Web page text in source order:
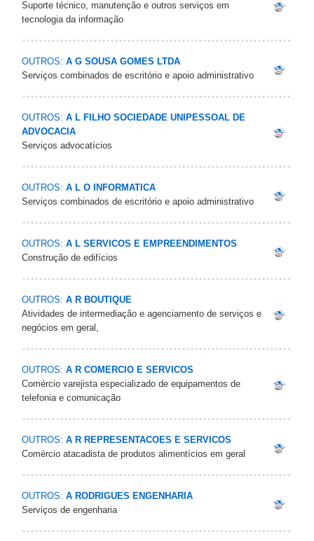
Suporte técnico, manutenção e outros serviços em
tecnologia da informação
OUTROS: A G SOUSA GOMES LTDA
Serviços combinados de escritório e apoio administrativo
OUTROS: A L FILHO SOCIEDADE UNIPESSOAL DE
ADVOCACIA
Serviços advocatícios
OUTROS: A L O INFORMATICA
Serviços combinados de escritório e apoio administrativo
OUTROS: A L SERVICOS E EMPREENDIMENTOS
Construção de edifícios
OUTROS: A R BOUTIQUE
Atividades de intermediação e agenciamento de serviços e
negócios em geral,
OUTROS: A R COMERCIO E SERVICOS
Comércio varejista especializado de equipamentos de
telefonia e comunicação
OUTROS: A R REPRESENTACOES E SERVICOS
Comércio atacadista de produtos alimentícios em geral
OUTROS: A RODRIGUES ENGENHARIA
Serviços de engenharia